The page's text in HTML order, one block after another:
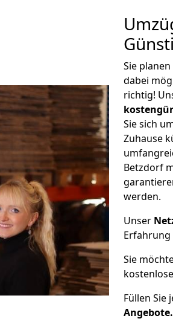
Sie
dabei
richtig!
Sie sich
Zuhause
Betzdorf
werden.
Unser
Erfahrung
Sie
Füllen Sie
Angebote.